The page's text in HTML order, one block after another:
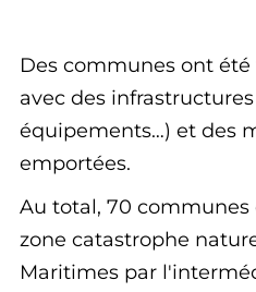
Des communes ont
avec des
équipements…) et des
emportées.
Au total, 70 communes
zone catastrophe
Maritimes par